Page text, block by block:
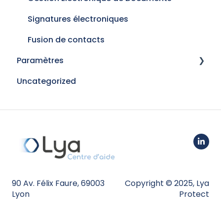
Signatures électroniques
Fusion de contacts
Paramètres
Connectivité
Personnalisation
Utilisateur
Uncategorized
90 Av. Félix Faure, 69003
Lyon
Copyright © 2025, Lya
Protect